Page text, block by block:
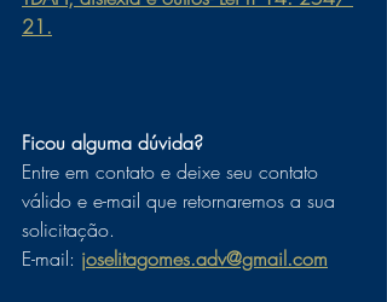
21.
Ficou alguma dúvida?
Entre em contato e deixe seu contato
válido e e-mail que retornaremos a sua
solicitação.
E-mail: joselitagomes.adv@gmail.com